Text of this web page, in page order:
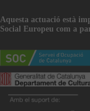
Aquesta actuació està
Social Europeu com a